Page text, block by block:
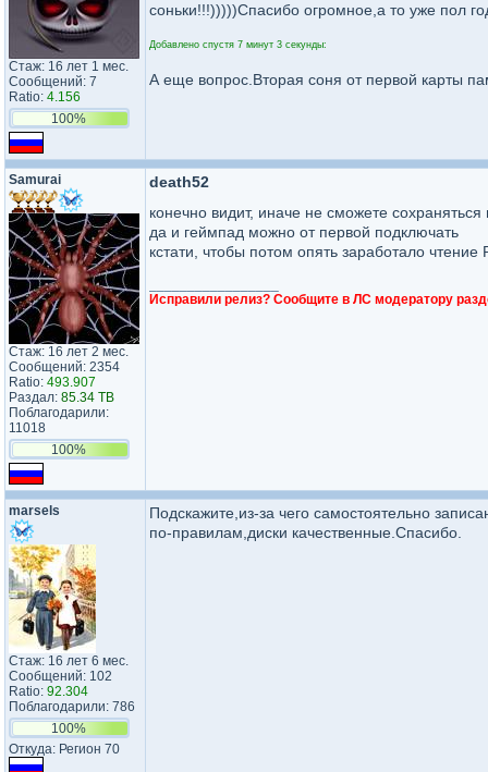
Стаж: 16 лет 1 мес.
Сообщений: 7
Ratio: 4.156
100%
соньки!!!)))))Спасибо огромное,а то уже пол
Добавлено спустя 7 минут 3 секунды:
А еще вопрос.Вторая соня от первой карты
Samurai
Стаж: 16 лет 2 мес.
Сообщений: 2354
Ratio: 493.907
Раздал: 85.34 TB
Поблагодарили:
11018
100%
death52
конечно видит, иначе не сможете сохраняться
да и геймпад можно от первой подключать
кстати, чтобы потом опять заработало
Исправили релиз? Сообщите в ЛС модератору
marsels
Стаж: 16 лет 6 мес.
Сообщений: 102
Ratio: 92.304
Поблагодарили: 786
100%
Откуда: Регион 70
Подскажите,из-за чего самостоятельно
по-правилам,диски качественные.Спасибо.